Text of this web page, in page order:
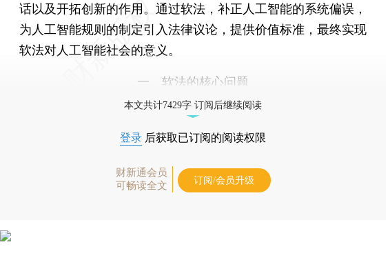
话以及开拓创新的作用。通过软法，补正人工智能的系统偏误，
为人工智能规则的制定引入法律议论，提供价值标准，最终实现
软法对人工智能社会的意义。
一、软法的核心问题
本文共计7429字 订阅后继续阅读
登录 后获取已订阅的阅读权限
财新通会员
可畅读全文
订阅/会员升级